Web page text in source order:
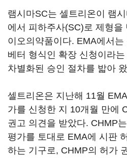
램시마SC는 셀트리온이 램
에서 피하주사(SC)로 제형을
이오의약품이다. EMA에서
베터 형식인 확장 신청이라
차별화된 승인 절차를 밟아
셀트리온은 지난해 11월
가를 신청한 지 10개월 만에
권고 의견을 받았다. CHMP
평가를 토대로 EMA에 시판
하는 기구로, CHMP의 허가